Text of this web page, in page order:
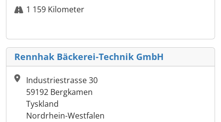
1 159 Kilometer
Rennhak Bäckerei-Technik GmbH
Industriestrasse 30
59192 Bergkamen
Tyskland
Nordrhein-Westfalen